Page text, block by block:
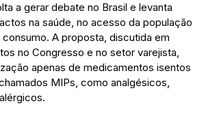
a gerar debate no Brasil e levanta
na saúde, no acesso da população
A proposta, discutida em
no Congresso e no setor varejista,
apenas de medicamentos isentos
MIPs, como analgésicos,